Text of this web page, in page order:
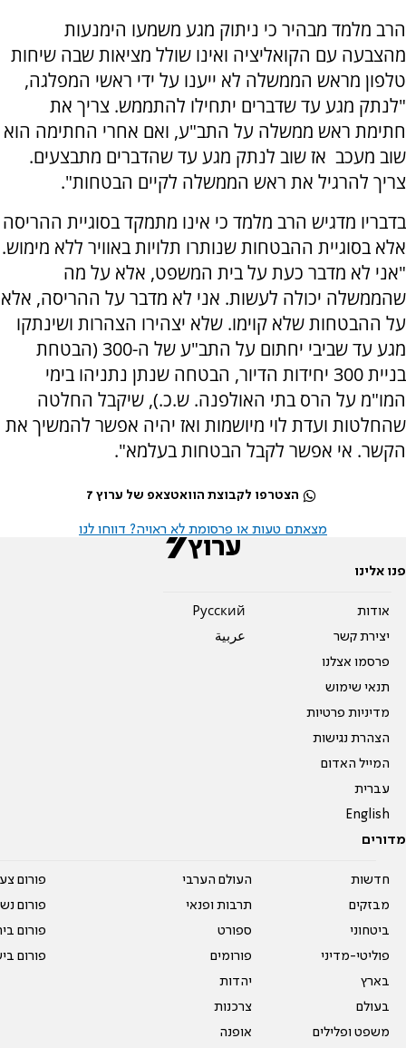
הרב מלמד מבהיר כי ניתוק מגע משמעו הימנעות
מהצבעה עם הקואליציה ואינו שולל מציאות שבה שיחות
טלפון מראש הממשלה לא ייענו על ידי ראשי המפלגה,
"לנתק מגע עד שדברים יתחילו להתממש. צריך את
חתימת ראש ממשלה על התב"ע, ואם אחרי החתימה הוא
שוב מעכב אז שוב לנתק מגע עד שהדברים מתבצעים.
צריך להרגיל את ראש הממשלה לקיים הבטחות".
בדבריו מדגיש הרב מלמד כי אינו מתמקד בסוגיית ההריסה
אלא בסוגיית ההבטחות שנותרו תלויות באוויר ללא מימוש.
"אני לא מדבר כעת על בית המשפט, אלא על מה
שהממשלה יכולה לעשות. אני לא מדבר על ההריסה, אלא
על ההבטחות שלא קוימו. שלא יצהירו הצהרות ושינתקו
מגע עד שביבי יחתום על התב"ע של ה-300 (הבטחת
בניית 300 יחידות הדיור, הבטחה שנתן נתניהו בימי
המו"מ על הרס בתי האולפנה. ש.כ.), שיקבל החלטה
שהחלטות ועדת לוי מיושמות ואז יהיה אפשר להמשיך את
הקשר. אי אפשר לקבל הבטחות בעלמא".
הצטרפו לקבוצת הוואטצאפ של ערוץ 7
מצאתם טעות או פרסומת לא ראויה? דווחו לנו
פנו אלינו
אודות
יצירת קשר
פרסמו אצלנו
תנאי שימוש
מדיניות פרטיות
הצהרת נגישות
המייל האדום
עברית
English
Pусский
عربية
מדורים
חדשות
מבזקים
ביטחוני
פוליטי-מדיני
בארץ
בעולם
משפט ופלילים
העולם הערבי
תרבות ופנאי
ספורט
פורומים
יהדות
צרכנות
אופנה
פורום
פורום
פורום
פורום